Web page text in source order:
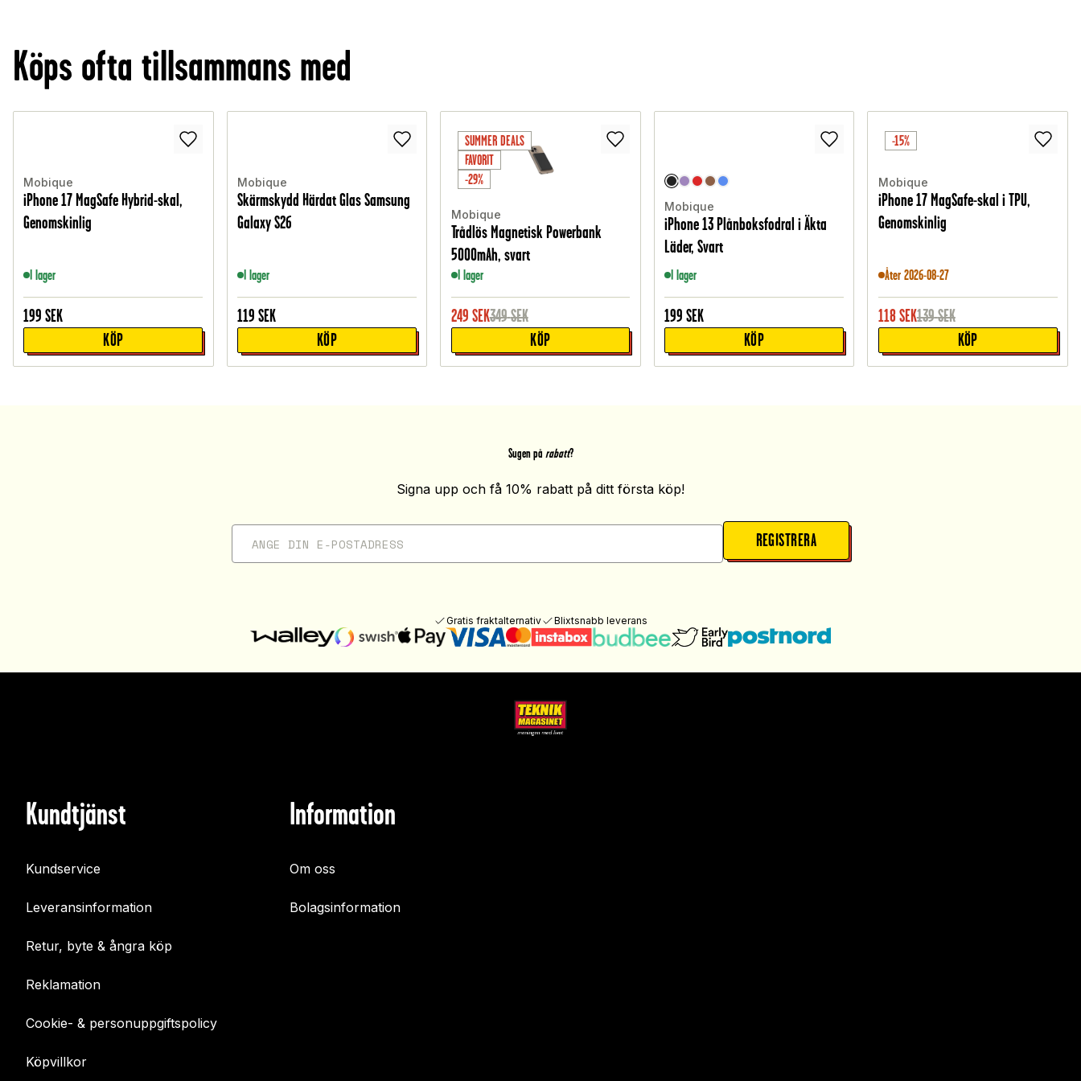
Köps ofta tillsammans med
Mobique
iPhone 17 MagSafe Hybrid-skal,
Genomskinlig
I lager
199 SEK
KÖP
Mobique
Skärmskydd Härdat Glas Samsung
Galaxy S26
I lager
119 SEK
KÖP
SUMMER DEALS
FAVORIT
-29%
Mobique
Trådlös Magnetisk Powerbank
5000mAh, svart
I lager
249 SEK349SEK
KÖP
Mobique
iPhone 13 Plånboksfodral i Äkta
Läder, Svart
I lager
199 SEK
KÖP
-15%
Mobique
iPhone 17 MagSafe-skal i TPU,
Genomskinlig
Åter 2026-08-27
118SEK139SEK
KÖP
Sugen på rabatt?
Signa upp och få 10% rabatt på ditt första köp!
REGISTRERA
Gratis fraktalternativ Blixtsnabb leverans
Kundtjänst
Kundservice
Leveransinformation
Retur, byte & ångra köp
Reklamation
Cookie- & personuppgiftspolicy
Köpvillkor
Information
Om oss
Bolagsinformation